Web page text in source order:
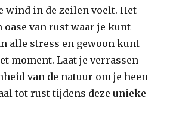
wind in de zeilen voelt. Het
oase van rust waar je kunt
alle stress en gewoon kunt
moment. Laat je verrassen
van de natuur om je heen
tot rust tijdens deze unieke